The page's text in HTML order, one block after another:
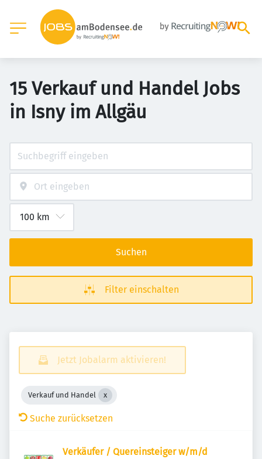
15 Verkauf und Handel Jobs
in Isny im Allgäu
Suchen
Filter einschalten
Jetzt Jobalarm aktivieren!
Verkauf und Handel
Suche zurücksetzen
Verkäufer / Quereinsteiger w/m/d